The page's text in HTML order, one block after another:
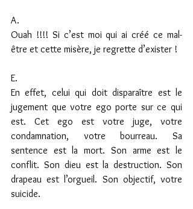
A.
Ouah !!!! Si c’est moi qui ai créé ce mal-
être et cette misère, je regrette d’exister !
E.
En effet, celui qui doit disparaître est le
jugement que votre ego porte sur ce qui
est. Cet ego est votre juge, votre
condamnation, votre bourreau. Sa
sentence est la mort. Son arme est le
conflit. Son dieu est la destruction. Son
drapeau est l’orgueil. Son objectif, votre
suicide.